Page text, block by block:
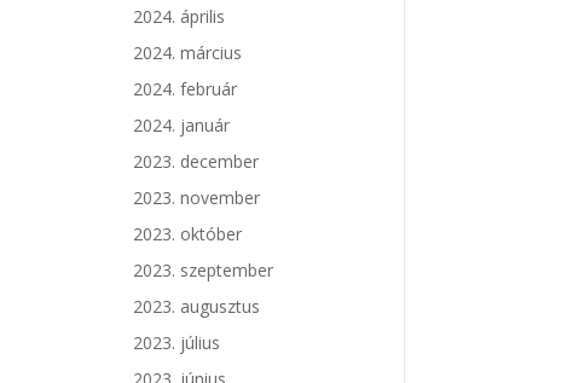
2024. április
2024. március
2024. február
2024. január
2023. december
2023. november
2023. október
2023. szeptember
2023. augusztus
2023. július